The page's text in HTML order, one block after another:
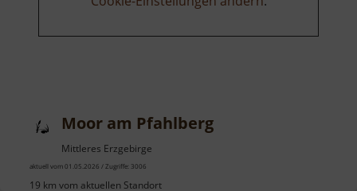
Moor am Pfahlberg
Mittleres Erzgebirge
aktuell vom 01.05.2026 / Zugriffe: 3006
19 km vom aktuellen Standort